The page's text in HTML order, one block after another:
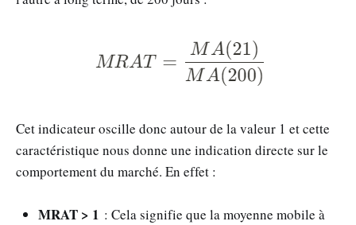
Cet indicateur oscille donc autour de la valeur 1 et cette
caractéristique nous donne une indication directe sur le
comportement du marché. En effet :
MRAT > 1 : Cela signifie que la moyenne mobile à